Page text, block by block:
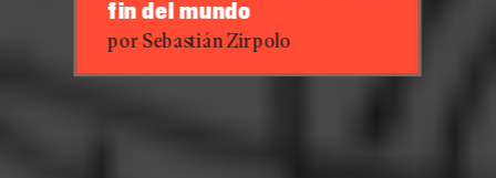
fin del mundo
por Sebastián Zirpolo